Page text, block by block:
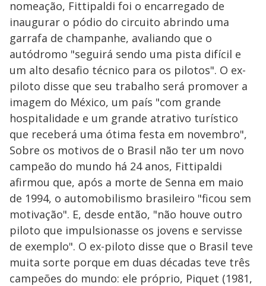
nomeação, Fittipaldi foi o encarregado de
inaugurar o pódio do circuito abrindo uma
garrafa de champanhe, avaliando que o
autódromo "seguirá sendo uma pista difícil e
um alto desafio técnico para os pilotos". O ex-
piloto disse que seu trabalho será promover a
imagem do México, um país "com grande
hospitalidade e um grande atrativo turístico
que receberá uma ótima festa em novembro",
Sobre os motivos de o Brasil não ter um novo
campeão do mundo há 24 anos, Fittipaldi
afirmou que, após a morte de Senna em maio
de 1994, o automobilismo brasileiro "ficou sem
motivação". E, desde então, "não houve outro
piloto que impulsionasse os jovens e servisse
de exemplo". O ex-piloto disse que o Brasil teve
muita sorte porque em duas décadas teve três
campeões do mundo: ele próprio, Piquet (1981,